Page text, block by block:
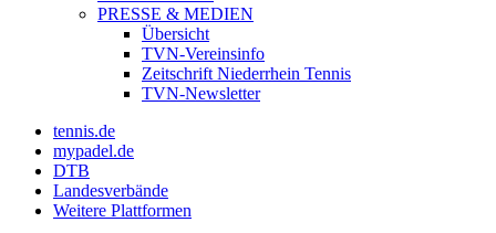
PRESSE & MEDIEN
Übersicht
TVN-Vereinsinfo
Zeitschrift Niederrhein Tennis
TVN-Newsletter
tennis.de
mypadel.de
DTB
Landesverbände
Weitere Plattformen